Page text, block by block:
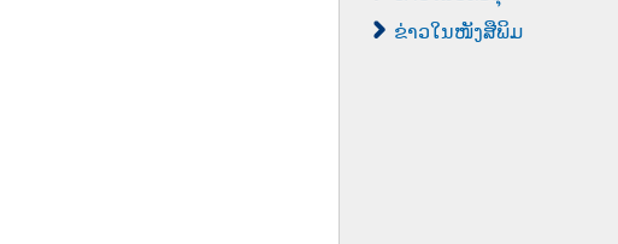
ຂ່າວໃນໜັງສືພິມ